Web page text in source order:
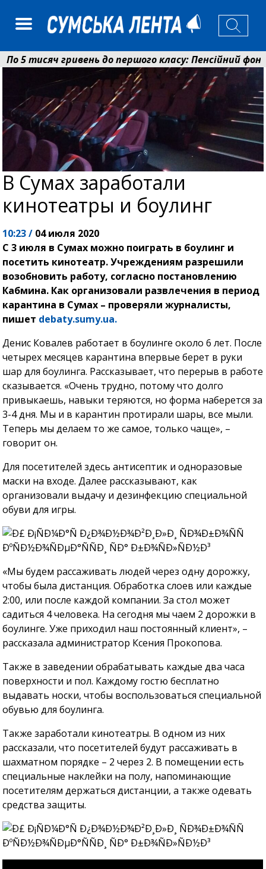
тисяч гривень до першого класу: Пенсійний фонд
у Сумах погодили 115 компенсацій на
В Сумах заработали
кинотеатры и боулинг
10:23 / 04 июля 2020
С 3 июля в Сумах можно поиграть в боулинг и
посетить кинотеатр. Учреждениям разрешили
возобновить работу, согласно постановлению
Кабмина. Как организовали развлечения в период
карантина в Сумах – проверяли журналисты,
пишет debaty.sumy.ua.
Денис Ковалев работает в боулинге около 6 лет. После
четырех месяцев карантина впервые берет в руки
шар для боулинга. Рассказывает, что перерыв в работе
сказывается. «Очень трудно, потому что долго
привыкаешь, навыки теряются, но форма наберется за
3-4 дня. Мы и в карантин протирали шары, все мыли.
Теперь мы делаем то же самое, только чаще», –
говорит он.
Для посетителей здесь антисептик и одноразовые
маски на входе. Далее рассказывают, как
организовали выдачу и дезинфекцию специальной
обуви для игры.
«Мы будем рассаживать людей через одну дорожку,
чтобы была дистанция. Обработка слоев или каждые
2:00, или после каждой компании. За стол может
садиться 4 человека. На сегодня мы чаем 2 дорожки в
боулинге. Уже приходил наш постоянный клиент», –
рассказала администратор Ксения Прокопова.
Также в заведении обрабатывать каждые два часа
поверхности и пол. Каждому гостю бесплатно
выдавать носки, чтобы воспользоваться специальной
обувью для боулинга.
Также заработали кинотеатры. В одном из них
рассказали, что посетителей будут рассаживать в
шахматном порядке – 2 через 2. В помещении есть
специальные наклейки на полу, напоминающие
посетителям держаться дистанции, а также одевать
средства защиты.